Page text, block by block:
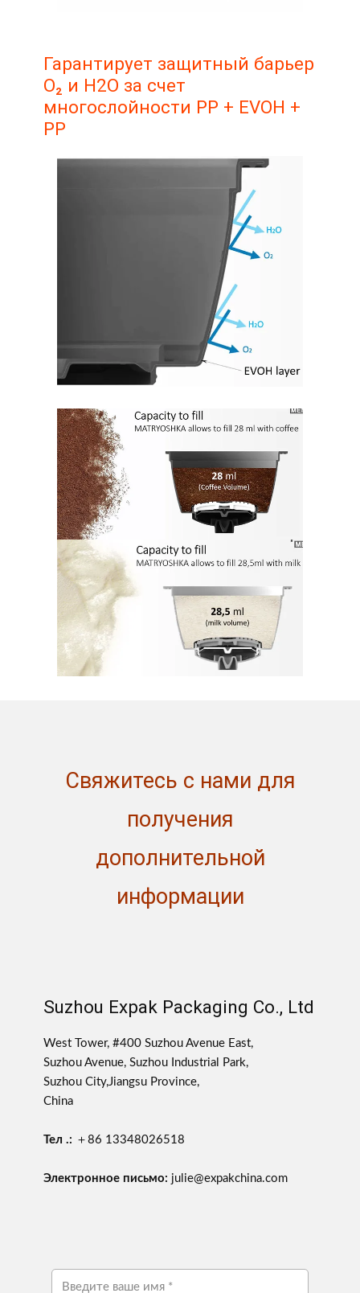
Гарантирует защитный барьер
O₂ и H2O за счет
многослойности PP + EVOH +
PP
Свяжитесь с нами для
получения
дополнительной
информации
Suzhou Expak Packaging Co., Ltd
West Tower, #400 Suzhou Avenue East,
Suzhou Avenue, Suzhou Industrial Park,
Suzhou City,Jiangsu Province,
China
Тел .: ＋86 13348026518
Электронное письмо: julie@expakchina.com